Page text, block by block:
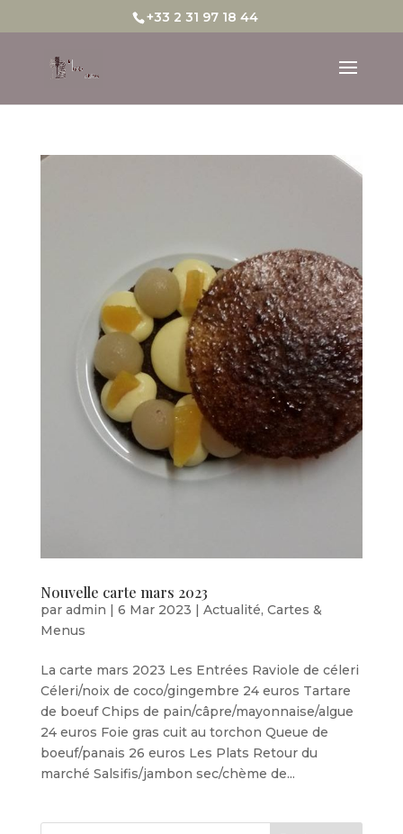
+33 2 31 97 18 44
Nouvelle carte mars 2023
par admin | 6 Mar 2023 | Actualité, Cartes &
Menus
La carte mars 2023 Les Entrées Raviole de céleri
Céleri/noix de coco/gingembre 24 euros Tartare
de boeuf Chips de pain/câpre/mayonnaise/algue
24 euros Foie gras cuit au torchon Queue de
boeuf/panais 26 euros Les Plats Retour du
marché Salsifis/jambon sec/chème de...